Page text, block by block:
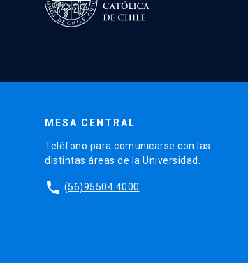
MESA CENTRAL
Teléfono para comunicarse con las
distintas áreas de la Universidad.
phone (56)95504 4000